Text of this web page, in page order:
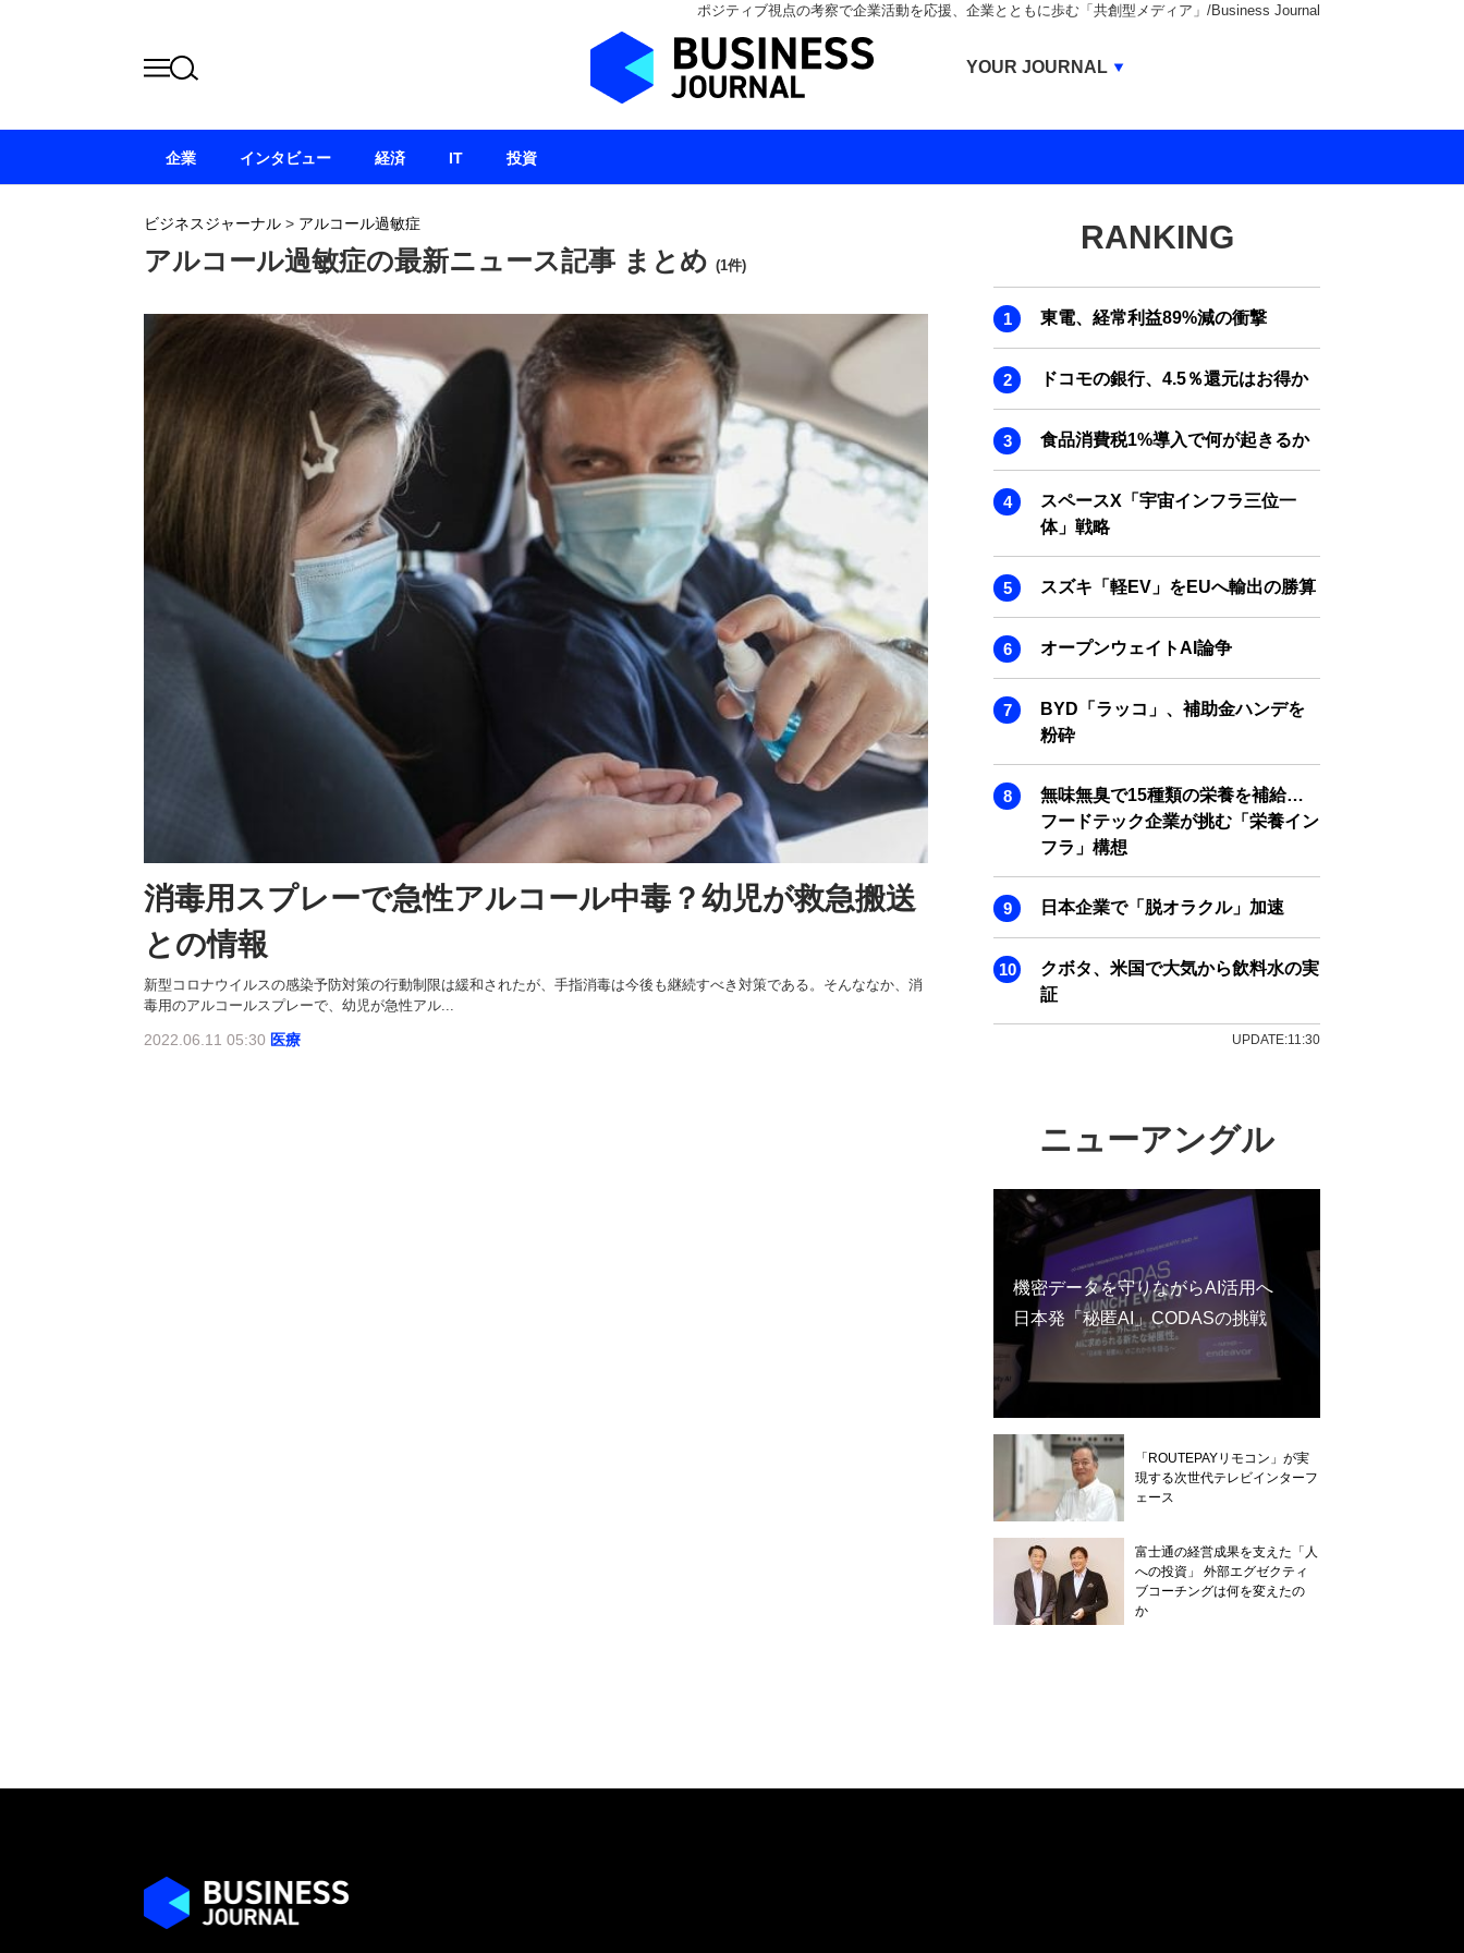
ポジティブ視点の考察で企業活動を応援、企業とともに歩む「共創型メディア」/Business Journal
ビジネスジャーナル > アルコール過敏症
アルコール過敏症の最新ニュース記事 まとめ (1件)
消毒用スプレーで急性アルコール中毒？幼児が救急搬送
との情報
新型コロナウイルスの感染予防対策の行動制限は緩和されたが、手指消毒は今後も継続すべき対策である。そんななか、消
毒用のアルコールスプレーで、幼児が急性アル...
2022.06.11 05:30 医療
RANKING
東電、経常利益89%減の衝撃
ドコモの銀行、4.5％還元はお得か
食品消費税1%導入で何が起きるか
スペースX「宇宙インフラ三位一
体」戦略
スズキ「軽EV」をEUへ輸出の勝算
オープンウェイトAI論争
BYD「ラッコ」、補助金ハンデを
粉砕
無味無臭で15種類の栄養を補給…
フードテック企業が挑む「栄養イン
フラ」構想
日本企業で「脱オラクル」加速
クボタ、米国で大気から飲料水の実
証
UPDATE:11:30
ニューアングル
機密データを守りながらAI活用へ
日本発「秘匿AI」CODASの挑戦
「ROUTEPAYリモコン」が実
現する次世代テレビインターフ
ェース
富士通の経営成果を支えた「人
への投資」 外部エグゼクティ
ブコーチングは何を変えたの
か
企業 インタビュー 経済 IT 投資
YOUR JOURNAL
BUSINESS JOURNAL
IVS JOURNAL
ENERGY MANAGEMENT JOURNAL
INBOUND JOURNAL
LIFE ENDING JOURNAL
AI JOURNAL
REAL ESTATE BROKERAGE JOURNAL
SMART MARKETING JOURNAL
BPaaS JOURNAL
ADOPTABLE DOG JOURNAL